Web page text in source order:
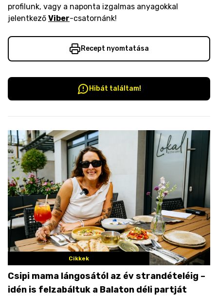
profilunk, vagy a naponta izgalmas anyagokkal
jelentkező Viber-csatornánk!
Recept nyomtatása
Hibát találtam!
Cikkek
Csipi mama lángosától az év strandételéig –
idén is felzabáltuk a Balaton déli partját